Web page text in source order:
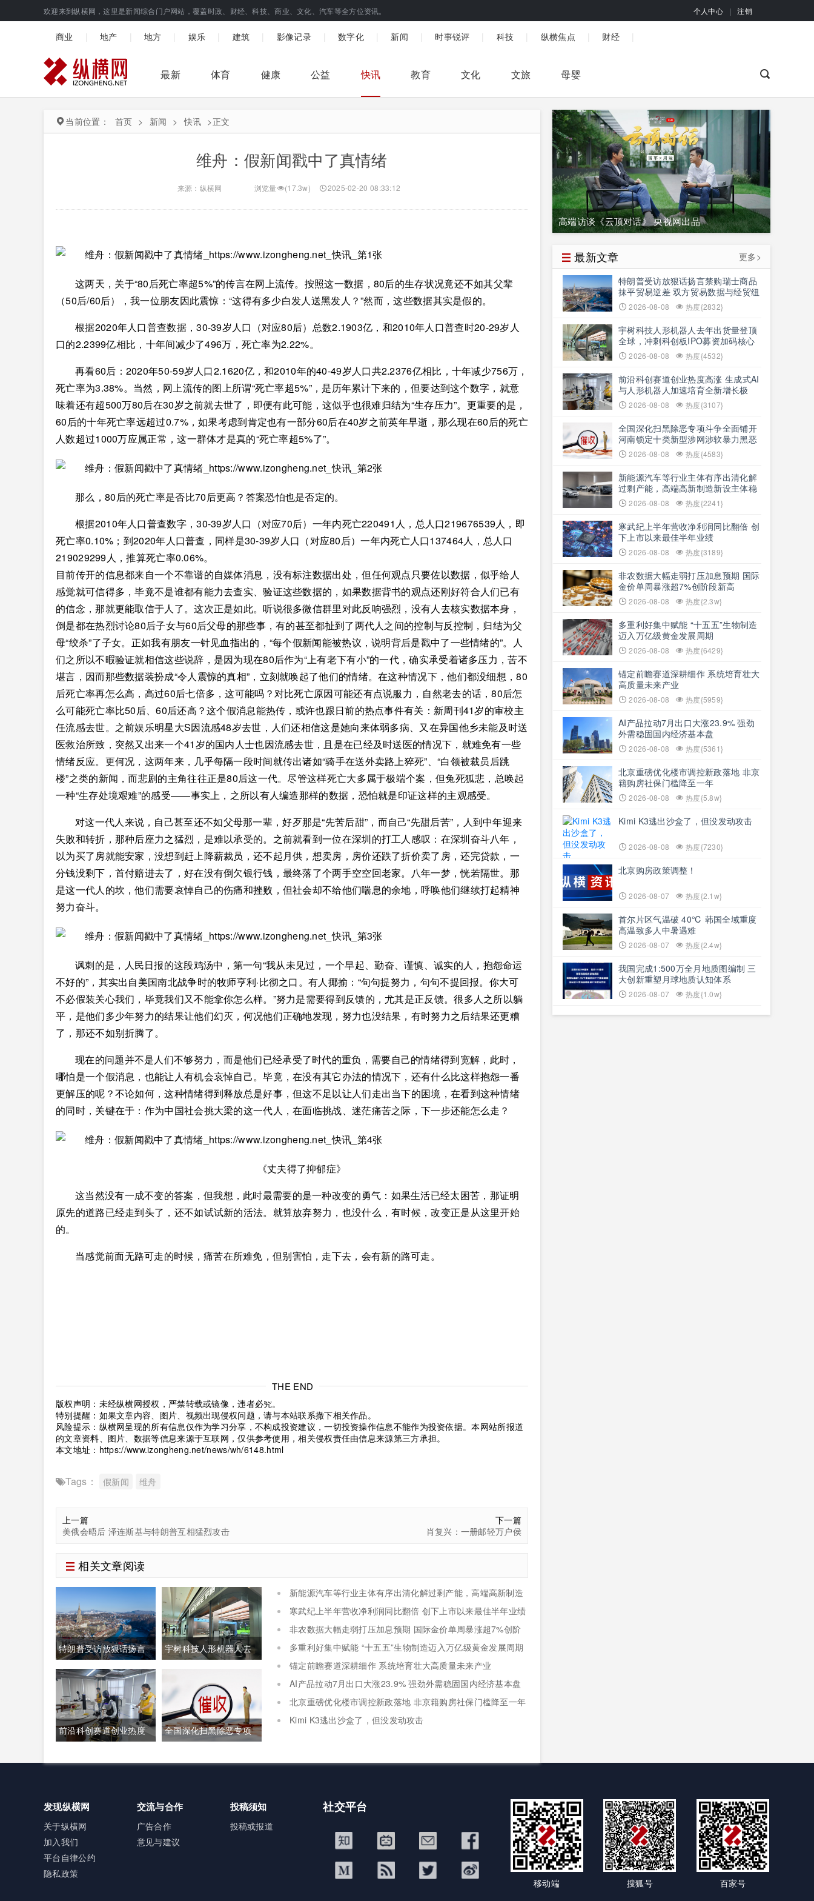
欢迎来到纵横网，这里是新闻综合门户网站，覆盖时政、财经、科技、商业、文化、汽车等全方位资讯。 个人中心 | 注销
商业 地产 地方 娱乐 建筑 影像记录 数字化 新闻 时事锐评 科技 纵横焦点 财经
最新 体育 健康 公益 快讯 教育 文化 文旅 母婴
当前位置： 首页 > 新闻 > 快讯 >正文
维舟：假新闻戳中了真情绪
来源：纵横网 浏览量 (17.3w) 2025-02-20 08:33:12
这两天，关于“80后死亡率超5%”的传言在网上流传。按照这一数据，80后的生存状况竟还不如其父辈
（50后/60后），我一位朋友因此震惊：“这得有多少白发人送黑发人？”然而，这些数据其实是假的。
根据2020年人口普查数据，30-39岁人口（对应80后）总数2.1903亿，和2010年人口普查时20-29岁人
口的2.2399亿相比，十年间减少了496万，死亡率为2.22%。
再看60后：2020年50-59岁人口2.1620亿，和2010年的40-49岁人口共2.2376亿相比，十年减少756万，
死亡率为3.38%。当然，网上流传的图上所谓“死亡率超5%”，是历年累计下来的，但要达到这个数字，就意
味着还有超500万80后在30岁之前就去世了，即便有此可能，这似乎也很难归结为“生存压力”。更重要的是，
60后的十年死亡率远超过0.7%，如果考虑到肯定也有一部分60后在40岁之前英年早逝，那么现在60后的死亡
人数超过1000万应属正常，这一群体才是真的“死亡率超5%了”。
那么，80后的死亡率是否比70后更高？答案恐怕也是否定的。
根据2010年人口普查数字，30-39岁人口（对应70后）一年内死亡220491人，总人口219676539人，即
死亡率0.10%；到2020年人口普查，同样是30-39岁人口（对应80后）一年内死亡人口137464人，总人口
219029299人，推算死亡率0.06%。
目前传开的信息都来自一个不靠谱的自媒体消息，没有标注数据出处，但任何观点只要佐以数据，似乎给人
感觉就可信得多，毕竟不是谁都有能力去查实、验证这些数据的，如果数据背书的观点还刚好符合人们已有
的信念，那就更能取信于人了。这次正是如此。听说很多微信群里对此反响强烈，没有人去核实数据本身，
倒是都在热烈讨论80后子女与60后父母的那些事，有的甚至都扯到了两代人之间的控制与反控制，归结为父
母“绞杀”了子女。正如我有朋友一针见血指出的，“每个假新闻能被热议，说明背后是戳中了一些情绪的”。人
们之所以不暇验证就相信这些说辞，是因为现在80后作为“上有老下有小”的一代，确实承受着诸多压力，苦不
堪言，因而那些数据装扮成“令人震惊的真相”，立刻就唤起了他们的情绪。在这种情况下，他们都没细想，80
后死亡率再怎么高，高过60后七倍多，这可能吗？对比死亡原因可能还有点说服力，自然老去的话，80后怎
么可能死亡率比50后、60后还高？这个假消息能热传，或许也跟日前的热点事件有关：新周刊41岁的审校主
任流感去世。之前娱乐明星大S因流感48岁去世，人们还相信这是她向来体弱多病、又在异国他乡未能及时送
医救治所致，突然又出来一个41岁的国内人士也因流感去世，且是在已经及时送医的情况下，就难免有一些
情绪反应。更何况，这两年来，几乎每隔一段时间就传出诸如“骑手在送外卖路上猝死”、“白领被裁员后跳
楼”之类的新闻，而悲剧的主角往往正是80后这一代。尽管这样死亡大多属于极端个案，但兔死狐悲，总唤起
一种“生存处境艰难”的感受——事实上，之所以有人编造那样的数据，恐怕就是印证这样的主观感受。
对这一代人来说，自己甚至还不如父母那一辈，好歹那是“先苦后甜”，而自己“先甜后苦”，人到中年迎来
失败和转折，那种后座力之猛烈，是难以承受的。之前就看到一位在深圳的打工人感叹：在深圳奋斗八年，
以为买了房就能安家，没想到赶上降薪裁员，还不起月供，想卖房，房价还跌了折价卖了房，还完贷款，一
分钱没剩下，首付赔进去了，好在没有倒欠银行钱，最终落了个两手空空回老家。八年一梦，恍若隔世。那
是这一代人的坎，他们需要哀悼自己的伤痛和挫败，但社会却不给他们喘息的余地，呼唤他们继续打起精神
努力奋斗。
讽刺的是，人民日报的这段鸡汤中，第一句“我从未见过，一个早起、勤奋、谨慎、诚实的人，抱怨命运
不好的”，其实出自美国南北战争时的牧师亨利·比彻之口。有人揶揄：“句句提努力，句句不提回报。你大可
不必假装关心我们，毕竟我们又不能拿你怎么样。”努力是需要得到反馈的，尤其是正反馈。很多人之所以躺
平，是他们多少年努力的结果让他们幻灭，何况他们正确地发现，努力也没结果，有时努力之后结果还更糟
了，那还不如别折腾了。
现在的问题并不是人们不够努力，而是他们已经承受了时代的重负，需要自己的情绪得到宽解，此时，
哪怕是一个假消息，也能让人有机会哀悼自己。毕竟，在没有其它办法的情况下，还有什么比这样抱怨一番
更解压的呢？不论如何，这种情绪得到释放总是好事，但这不足以让人们走出当下的困境，在看到这种情绪
的同时，关键在于：作为中国社会挑大梁的这一代人，在面临挑战、迷茫痛苦之际，下一步还能怎么走？
《丈夫得了抑郁症》
这当然没有一成不变的答案，但我想，此时最需要的是一种改变的勇气：如果生活已经太困苦，那证明
原先的道路已经走到头了，还不如试试新的活法。就算放弃努力，也没什么，有时候，改变正是从这里开始
的。
当感觉前面无路可走的时候，痛苦在所难免，但别害怕，走下去，会有新的路可走。
THE END
版权声明：未经纵横网授权，严禁转载或镜像，违者必究。
特别提醒：如果文章内容、图片、视频出现侵权问题，请与本站联系撤下相关作品。
风险提示：纵横网呈现的所有信息仅作为学习分享，不构成投资建议，一切投资操作信息不能作为投资依据。本网站所报道
的文章资料、图片、数据等信息来源于互联网，仅供参考使用，相关侵权责任由信息来源第三方承担。
本文地址： https://www.izongheng.net/news/wh/6148.html
Tags： 假新闻 维舟
上一篇
美俄会晤后 泽连斯基与特朗普互相猛烈攻击
下一篇
肖复兴：一册邮轻万户侯
相关文章阅读
特朗普受访放狠话扬言
禁购瑞士商品抹平贸易
逆差 双方贸易数据与经
贸纽带实际情况反差明
显
宇树科技人形机器人去
年出货量登顶全球，冲
刺科创板IPO募资加码核
心技术研发
前沿科创赛道创业热度
极
全国深化扫黑除恶专项
黑恶犯罪精准严打
新能源汽车等行业主体有序出清化解过剩产能，高端高新制造
新设主体稳步扩容
寒武纪上半年营收净利润同比翻倍 创下上市以来最佳半年业绩
非农数据大幅走弱打压加息预期 国际金价单周暴涨超7%创阶
段新高
多重利好集中赋能 “十五五”生物制造迈入万亿级黄金发展周期
锚定前瞻赛道深耕细作 系统培育壮大高质量未来产业
AI产品拉动7月出口大涨23.9% 强劲外需稳固国内经济基本盘
北京重磅优化楼市调控新政落地 非京籍购房社保门槛降至一年
Kimi K3逃出沙盒了，但没发动攻击
高端访谈《云顶对话》 央视网出品
最新文章
更多>
特朗普受访放狠话扬言禁购瑞士商品
抹平贸易逆差 双方贸易数据与经贸纽
带实际情况反差明显
2026-08-08 热度{2832}
宇树科技人形机器人去年出货量登顶
全球，冲刺科创板IPO募资加码核心
技术研发
2026-08-08 热度{4532}
前沿科创赛道创业热度高涨 生成式AI
与人形机器人加速培育全新增长极
2026-08-08 热度{3107}
全国深化扫黑除恶专项斗争全面铺开
河南锁定十类新型涉网涉软暴力黑恶
犯罪精准严打
2026-08-08 热度{4583}
新能源汽车等行业主体有序出清化解
过剩产能，高端高新制造新设主体稳
步扩容
2026-08-08 热度{2241}
寒武纪上半年营收净利润同比翻倍 创
下上市以来最佳半年业绩
2026-08-08 热度{3189}
非农数据大幅走弱打压加息预期 国际
金价单周暴涨超7%创阶段新高
2026-08-08 热度{2.3w}
多重利好集中赋能 “十五五”生物制造
迈入万亿级黄金发展周期
2026-08-08 热度{6429}
锚定前瞻赛道深耕细作 系统培育壮大
高质量未来产业
2026-08-08 热度{5959}
AI产品拉动7月出口大涨23.9% 强劲
外需稳固国内经济基本盘
2026-08-08 热度{5361}
北京重磅优化楼市调控新政落地 非京
籍购房社保门槛降至一年
2026-08-08 热度{5.8w}
Kimi K3逃出沙盒了，但没发动攻击
2026-08-08 热度{7230}
北京购房政策调整！
2026-08-07 热度{2.1w}
首尔片区气温破 40℃ 韩国全域重度
高温致多人中暑遇难
2026-08-07 热度{2.4w}
我国完成1:500万全月地质图编制 三
大创新重塑月球地质认知体系
2026-08-07 热度{1.0w}
发现纵横网
关于纵横网
加入我们
平台自律公约
隐私政策
交流与合作
广告合作
意见与建议
投稿须知
投稿或报道
社交平台
移动端 搜狐号 百家号